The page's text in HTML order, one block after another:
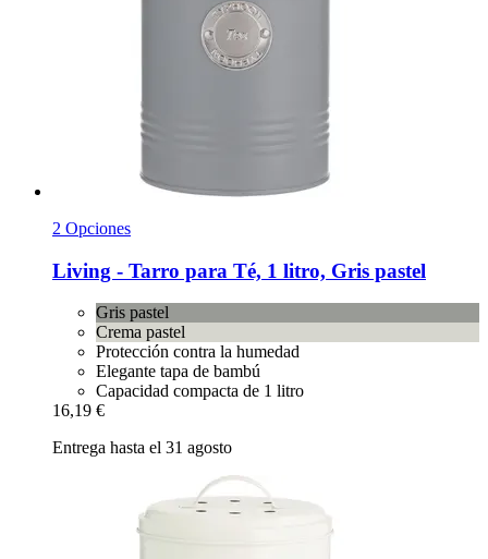
2 Opciones
Living -​ Tarro para Té, 1 litro, Gris pastel
Gris pastel
Crema pastel
Protección contra la humedad
Elegante tapa de bambú
Capacidad compacta de 1 litro
16,19 €
Entrega hasta el 31 agosto